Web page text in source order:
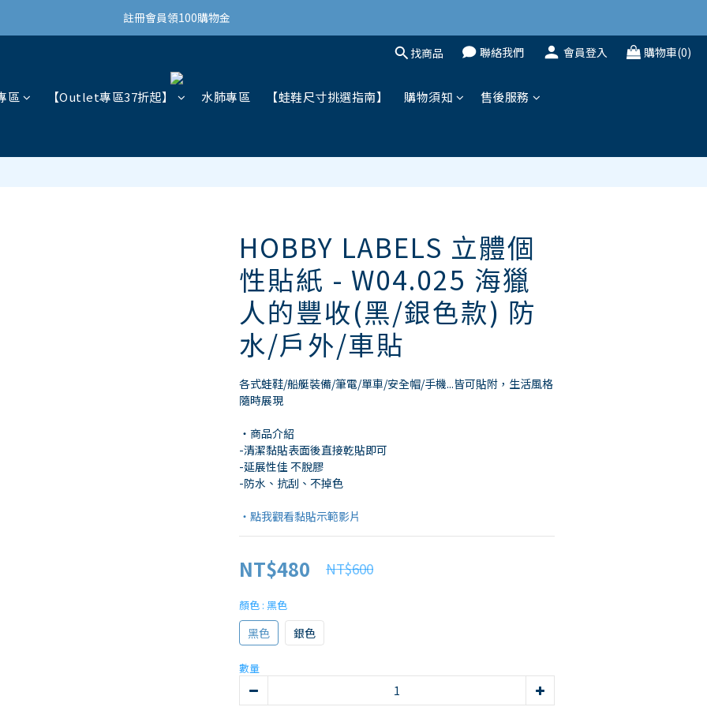
結帳滿3,000免運(限台灣)
結帳滿3,000免運(限台灣)
結帳滿3,000免運(限台灣)
找商品 聯絡我們 會員登入 購物車(0)
區 【Outlet專區37折起】 水肺專區 【蛙鞋尺寸挑選指南】 購物須知 售後服務
HOBBY LABELS 立體個
性貼紙 - W04.025 海獵
人的豐收(黑/銀色款) 防
水/戶外/車貼
各式蛙鞋/船艇裝備/筆電/單車/安全帽/手機...皆可貼附，生活風格
隨時展現
・商品介紹
-清潔黏貼表面後直接乾貼即可
-延展性佳 不脫膠
-防水、抗刮、不掉色
・點我觀看黏貼示範影片
NT$480 NT$600
顏色 : 黑色
黑色 銀色
數量
立即購買